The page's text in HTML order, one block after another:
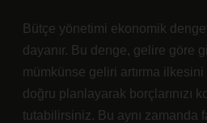
Bütçe yönetimi ekonomik
dayanır. Bu denge, gelire göre
mümkünse geliri artırma
doğru planlayarak borçlarınızı
tutabilirsiniz. Bu aynı zamanda